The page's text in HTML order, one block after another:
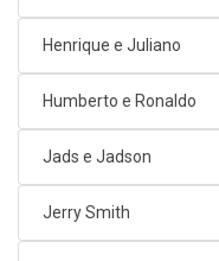
Henrique e Juliano
Humberto e Ronaldo
Jads e Jadson
Jerry Smith